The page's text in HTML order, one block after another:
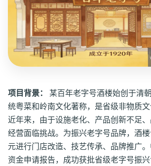
项目背景：
某百年老字号酒楼始创于清
统粤菜和岭南文化著称，是省级非物质文
近年来，由于设施老化、产品创新不足、
经营面临挑战。为振兴老字号品牌，酒
元进行门店改造、技艺传承、品牌推广
资金申请报告，成功获批省级老字号振